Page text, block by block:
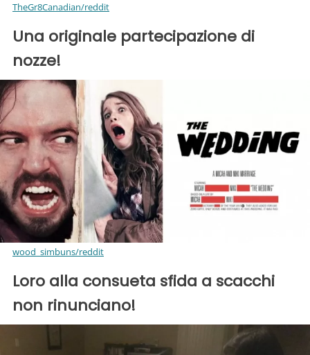
TheGr8Canadian/reddit
Una originale partecipazione di
nozze!
wood_simbuns/reddit
Loro alla consueta sfida a scacchi
non rinunciano!